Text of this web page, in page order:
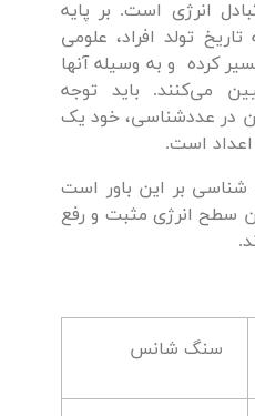
انرژی است. بر پایه
تولد افراد، علومی
کرده و به وسیله آنها
می‌کنند. باید توجه
در عددشناسی، خود یک
اعداد است.
بر این باور است
سطح انرژی مثبت و رفع
سنگ ‌شانس